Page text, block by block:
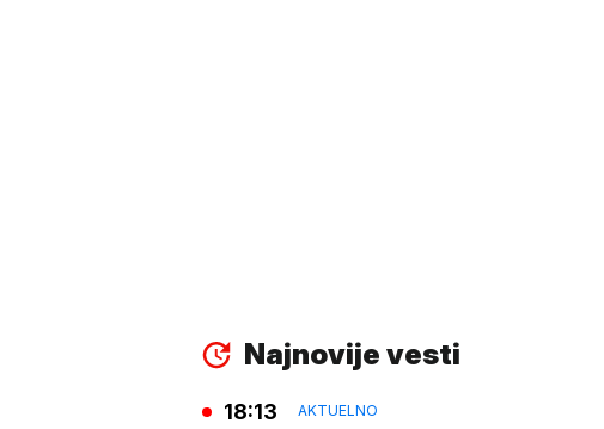
Najnovije vesti
AKTUELNO
18:13